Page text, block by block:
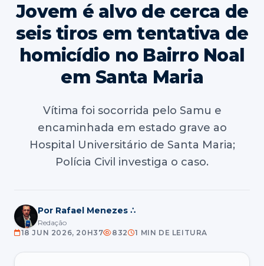
Jovem é alvo de cerca de
seis tiros em tentativa de
homicídio no Bairro Noal
em Santa Maria
Vítima foi socorrida pelo Samu e
encaminhada em estado grave ao
Hospital Universitário de Santa Maria;
Polícia Civil investiga o caso.
Por Rafael Menezes ∴
Redação
18 JUN 2026, 20H37
832 1 MIN DE LEITURA